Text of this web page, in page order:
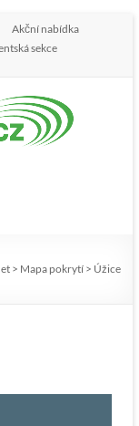
Akční nabídka
sekce
> Mapa pokrytí > Úžice